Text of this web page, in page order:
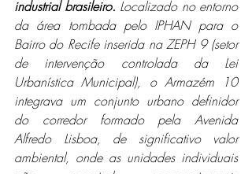
industrial brasileiro. Localizado no entorno
da área tombada pelo IPHAN para o
Bairro do Recife inserida na ZEPH 9 (setor
de intervenção controlada da Lei
Urbanística Municipal), o Armazém 10
integrava um conjunto urbano definidor
do corredor formado pela Avenida
Alfredo Lisboa, de significativo valor
ambiental, onde as unidades individuais